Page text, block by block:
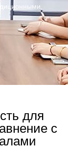
для
с